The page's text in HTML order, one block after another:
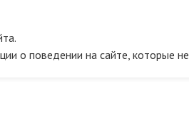
о поведении на сайте, которые